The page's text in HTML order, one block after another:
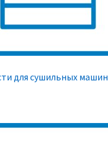
для сушильных машин